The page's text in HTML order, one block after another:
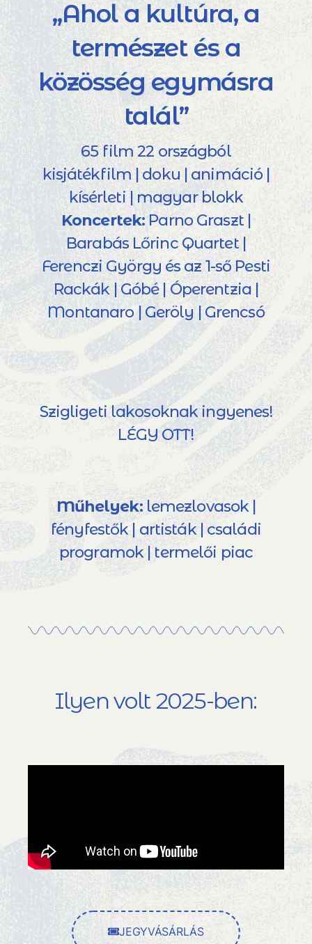
„Ahol a kultúra, a
természet és a
közösség egymásra
talál”
65 film 22 országból
kisjátékfilm | doku | animáció |
kísérleti | magyar blokk
Koncertek: Parno Graszt |
Barabás Lőrinc Quartet |
Ferenczi György és az 1-ső Pesti
Rackák | Góbé | Óperentzia |
Montanaro | Geröly | Grencsó
Szigligeti lakosoknak ingyenes!
LÉGY OTT!
Műhelyek:lemezlovasok |
fényfestők | artisták | családi
programok | termelői piac
Ilyen volt 2025-ben:
JEGYVÁSÁRLÁS